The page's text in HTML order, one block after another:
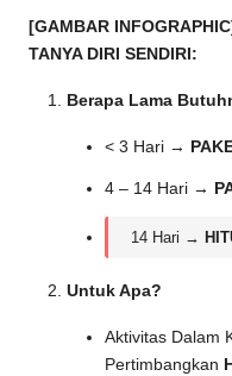
[GAMBAR INFOGRAPHIC]
TANYA DIRI SENDIRI:
Berapa Lama
< 3 Hari →
4 – 14 Hari →
14 Hari →
Untuk Apa?
Aktivitas Dalam
Pertimbangkan